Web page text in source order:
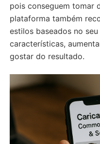
pois conseguem tomar
plataforma também
estilos baseados no
características,
gostar do resultado.